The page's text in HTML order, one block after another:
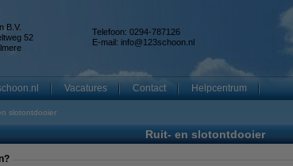
B.V.
52
Telefoon: 0294-787126
E-mail: info@123schoon.nl
Vacatures Contact Helpcentrum
slotontdooier
Ruit- en slotontdooier